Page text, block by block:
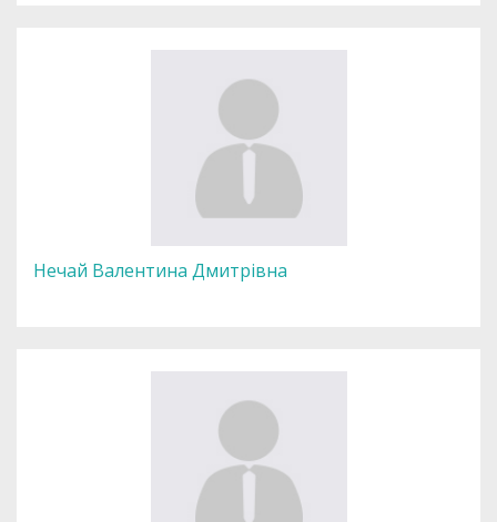
Нечай Валентина Дмитрівна